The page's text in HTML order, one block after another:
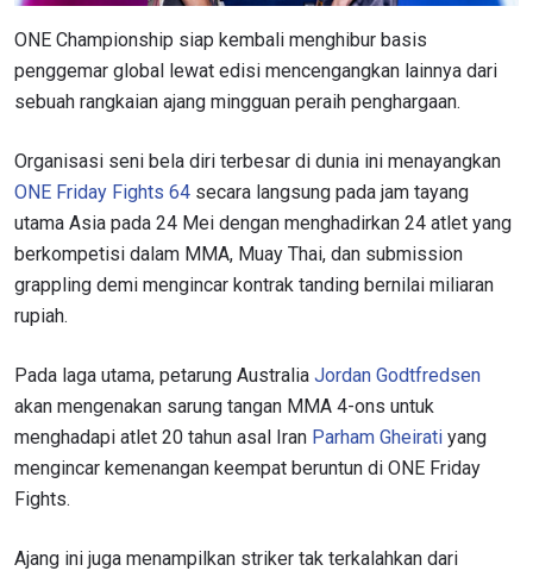
ONE Championship siap kembali menghibur basis
penggemar global lewat edisi mencengangkan lainnya dari
sebuah rangkaian ajang mingguan peraih penghargaan.
Organisasi seni bela diri terbesar di dunia ini menayangkan
ONE Friday Fights 64 secara langsung pada jam tayang
utama Asia pada 24 Mei dengan menghadirkan 24 atlet yang
berkompetisi dalam MMA, Muay Thai, dan submission
grappling demi mengincar kontrak tanding bernilai miliaran
rupiah.
Pada laga utama, petarung Australia Jordan Godtfredsen
akan mengenakan sarung tangan MMA 4-ons untuk
menghadapi atlet 20 tahun asal Iran Parham Gheirati yang
mengincar kemenangan keempat beruntun di ONE Friday
Fights.
Ajang ini juga menampilkan striker tak terkalahkan dari